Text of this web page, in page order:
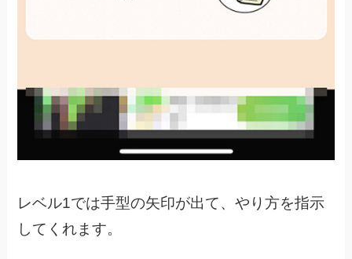
レベル1では手型の矢印が出て、やり方を指示
してくれます。